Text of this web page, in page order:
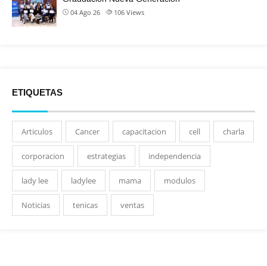
04 Ago 26 106 Views
ETIQUETAS
Articulos Cancer capacitacion cell charla
corporacion estrategias independencia
lady lee ladylee mama modulos
Noticias tenicas ventas